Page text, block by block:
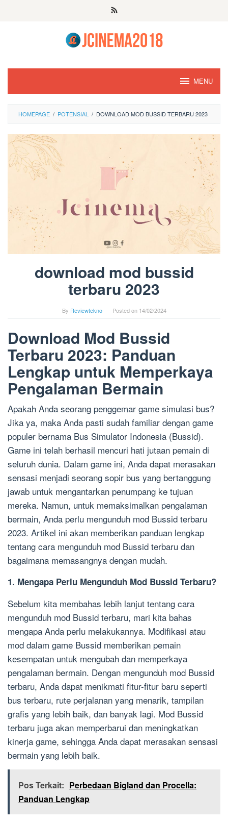
MENU
HOMEPAGE / POTENSIAL / DOWNLOAD MOD BUSSID TERBARU 2023
download mod bussid
terbaru 2023
By Reviewtekno Posted on 14/02/2024
Download Mod Bussid
Terbaru 2023: Panduan
Lengkap untuk Memperkaya
Pengalaman Bermain
Apakah Anda seorang penggemar game simulasi bus?
Jika ya, maka Anda pasti sudah familiar dengan game
populer bernama Bus Simulator Indonesia (Bussid).
Game ini telah berhasil mencuri hati jutaan pemain di
seluruh dunia. Dalam game ini, Anda dapat merasakan
sensasi menjadi seorang sopir bus yang bertanggung
jawab untuk mengantarkan penumpang ke tujuan
mereka. Namun, untuk memaksimalkan pengalaman
bermain, Anda perlu mengunduh mod Bussid terbaru
2023. Artikel ini akan memberikan panduan lengkap
tentang cara mengunduh mod Bussid terbaru dan
bagaimana memasangnya dengan mudah.
1. Mengapa Perlu Mengunduh Mod Bussid Terbaru?
Sebelum kita membahas lebih lanjut tentang cara
mengunduh mod Bussid terbaru, mari kita bahas
mengapa Anda perlu melakukannya. Modifikasi atau
mod dalam game Bussid memberikan pemain
kesempatan untuk mengubah dan memperkaya
pengalaman bermain. Dengan mengunduh mod Bussid
terbaru, Anda dapat menikmati fitur-fitur baru seperti
bus terbaru, rute perjalanan yang menarik, tampilan
grafis yang lebih baik, dan banyak lagi. Mod Bussid
terbaru juga akan memperbarui dan meningkatkan
kinerja game, sehingga Anda dapat merasakan sensasi
bermain yang lebih baik.
Pos Terkait: Perbedaan Bigland dan Procella:
Panduan Lengkap